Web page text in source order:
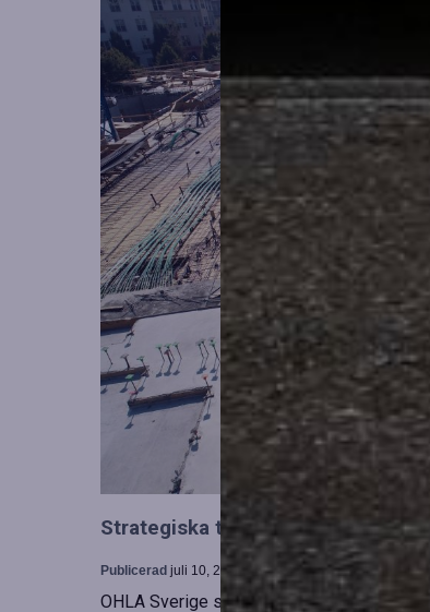
Strategiska tillskott till OHLA
Publicerad juli 10, 2026
OHLA Sverige stärker sin ledningsgrupp